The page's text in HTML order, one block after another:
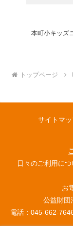
本町小キッズ
トップページ
サイトマ
日々のご利用に
お
公益財団
電話：045-662-